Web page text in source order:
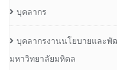
บุคลากร
บุคลากรงานนโยบายและ
มหาวิทยาลัยมหิดล